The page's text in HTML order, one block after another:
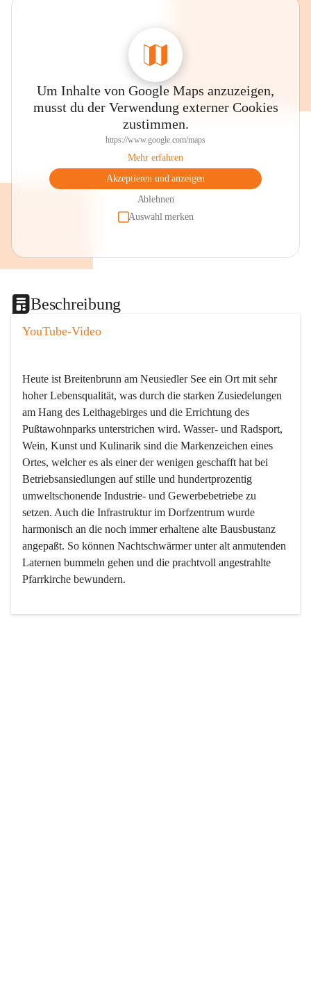
Um Inhalte von Google Maps anzuzeigen,
musst du der Verwendung externer Cookies
zustimmen.
https://www.google.com/maps
Mehr erfahren
Akzeptieren und anzeigen
Ablehnen
Auswahl merken
Beschreibung
YouTube-Video
Heute ist Breitenbrunn am Neusiedler See ein Ort mit sehr
hoher Lebensqualität, was durch die starken Zusiedelungen
am Hang des Leithagebirges und die Errichtung des
Pußtawohnparks unterstrichen wird. Wasser- und Radsport,
Wein, Kunst und Kulinarik sind die Markenzeichen eines
Ortes, welcher es als einer der wenigen geschafft hat bei
Betriebsansiedlungen auf stille und hundertprozentig
umweltschonende Industrie- und Gewerbebetriebe zu
setzen. Auch die Infrastruktur im Dorfzentrum wurde
harmonisch an die noch immer erhaltene alte Bausbustanz
angepaßt. So können Nachtschwärmer unter alt anmutenden
Laternen bummeln gehen und die prachtvoll angestrahlte
Pfarrkirche bewundern.
Der Weinbau dominert heute nicht mehr, ist aber integrativer